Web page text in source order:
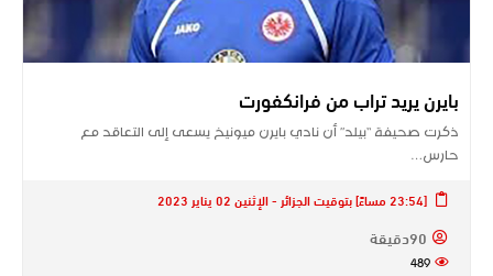
بايرن يريد تراب من فرانكفورت
ذكرت صحيفة “بيلد” أن نادي ​بايرن ميونيخ​ يسعى إلى التعاقد مع
حارس…
[23:54 مساءً] بتوقيت الجزائر - الإثنين 02 يناير 2023
90دقيقة
489